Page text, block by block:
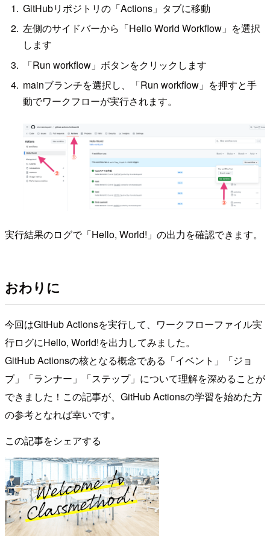
GitHubリポジトリの「Actions」タブに移動
左側のサイドバーから「Hello World Workflow」を選択
します
「Run workflow」ボタンをクリックします
mainブランチを選択し、「Run workflow」を押すと手
動でワークフローが実行されます。
実行結果のログで「Hello, World!」の出力を確認できます。
おわりに
今回はGitHub Actionsを実行して、ワークフローファイル実
行ログにHello, World!を出力してみました。
GitHub Actionsの核となる概念である「イベント」「ジョ
ブ」「ランナー」「ステップ」について理解を深めることが
できました！この記事が、GitHub Actionsの学習を始めた方
の参考となれば幸いです。
この記事をシェアする